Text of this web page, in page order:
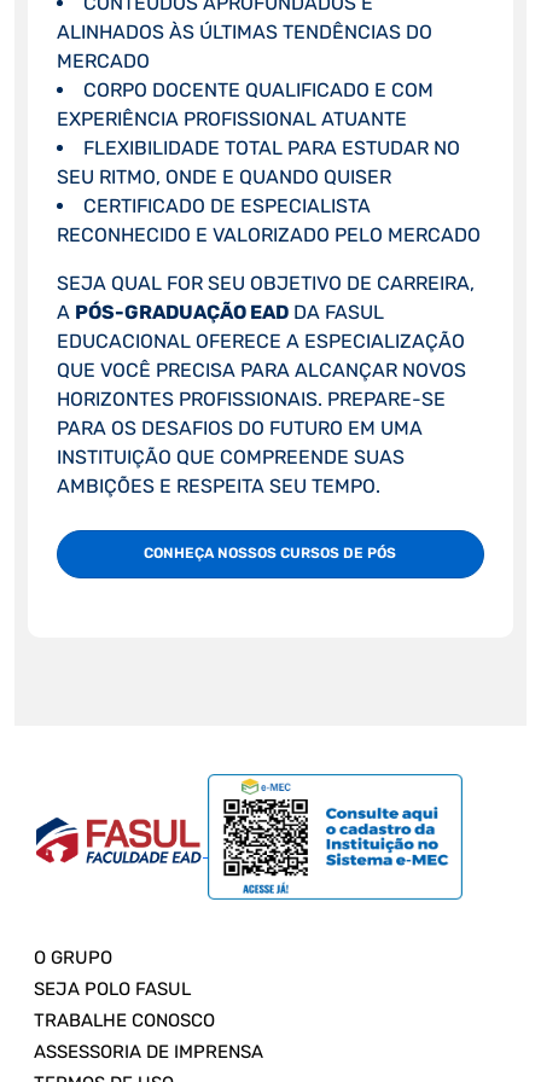
ALINHADOS ÀS ÚLTIMAS TENDÊNCIAS DO
MERCADO
CORPO DOCENTE QUALIFICADO E COM
EXPERIÊNCIA PROFISSIONAL ATUANTE
FLEXIBILIDADE TOTAL PARA ESTUDAR NO
SEU RITMO, ONDE E QUANDO QUISER
CERTIFICADO DE ESPECIALISTA
RECONHECIDO E VALORIZADO PELO MERCADO
SEJA QUAL FOR SEU OBJETIVO DE CARREIRA,
A PÓS-GRADUAÇÃO EADDA FASUL
EDUCACIONAL OFERECE A ESPECIALIZAÇÃO
QUE VOCÊ PRECISA PARA ALCANÇAR NOVOS
HORIZONTES PROFISSIONAIS. PREPARE-SE
PARA OS DESAFIOS DO FUTURO EM UMA
INSTITUIÇÃO QUE COMPREENDE SUAS
AMBIÇÕES E RESPEITA SEU TEMPO.
CONHEÇA NOSSOS CURSOS DE PÓS
O GRUPO
SEJA POLO FASUL
TRABALHE CONOSCO
ASSESSORIA DE IMPRENSA